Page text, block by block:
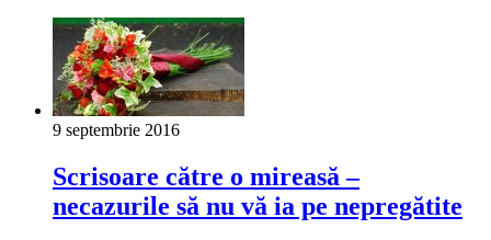
9 septembrie 2016
Scrisoare către o mireasă –
necazurile să nu vă ia pe nepregătite